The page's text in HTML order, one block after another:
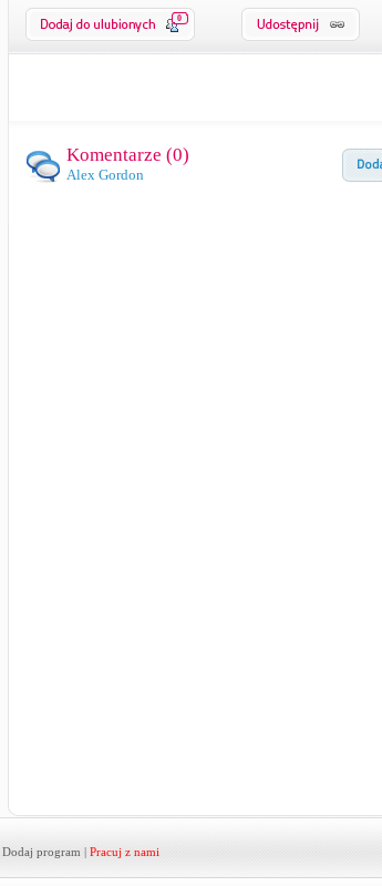
0
Komentarze (0)
Alex Gordon
Dodaj program | Pracuj z nami